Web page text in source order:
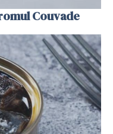
Couvade